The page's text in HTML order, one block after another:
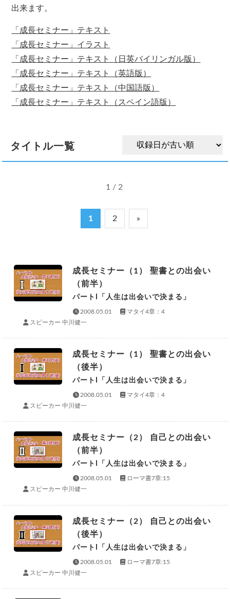
出来ます。
「成長セミナー」テキスト
「成長セミナー」イラスト
「成長セミナー」テキスト（日英バイリンガル版）
「成長セミナー」テキスト（英語版）
「成長セミナー」テキスト（中国語版）
「成長セミナー」テキスト（スペイン語版）
タイトル一覧
1 / 2
1 2 »
成長セミナー（1） 聖書との出会い
（前半）
パートI「人生は出会いで決まる」
2008.05.01
マタイ4章：4
スピーカー 中川健一
成長セミナー（1） 聖書との出会い
（後半）
パートI「人生は出会いで決まる」
2008.05.01
マタイ4章：4
スピーカー 中川健一
成長セミナー（2） 自己との出会い
（前半）
パートI「人生は出会いで決まる」
2008.05.01
ローマ書7章:15
スピーカー 中川健一
成長セミナー（2） 自己との出会い
（後半）
パートI「人生は出会いで決まる」
2008.05.01
ローマ書7章:15
スピーカー 中川健一